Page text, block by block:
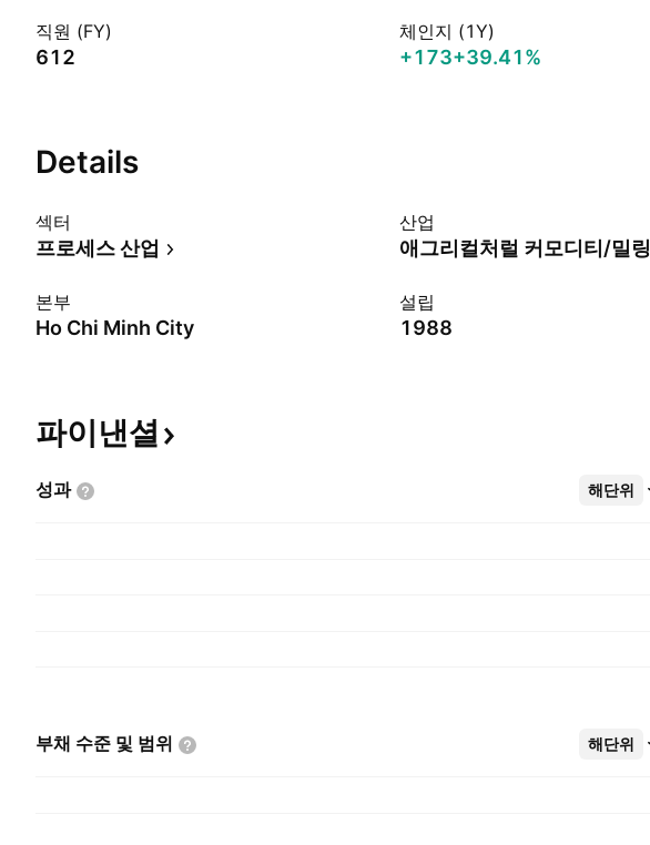
직원 (FY)
612
체인지 (1Y)
+173+39.41%
Details
섹터
프로세스 산업
산업
애그리컬처럴 커모디티/밀링
본부
Ho Chi Minh City
설립
1988
파이낸셜
성과 해단위
더보기
부채 수준 및 범위 해단위
더보기